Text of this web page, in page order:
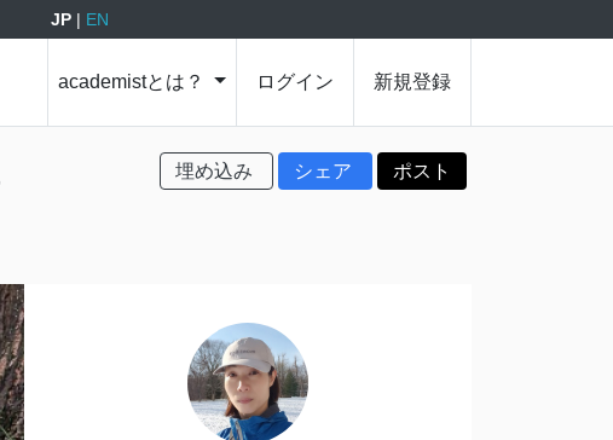
JP | EN
academistとは？ ログイン 新規登録
埋め込み シェア ポスト